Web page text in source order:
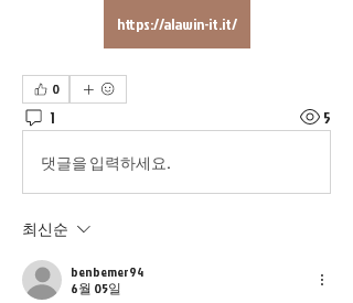
https://alawin-it.it/
0
1 5
댓글을 입력하세요.
최신순
benbemer94
6월 05일